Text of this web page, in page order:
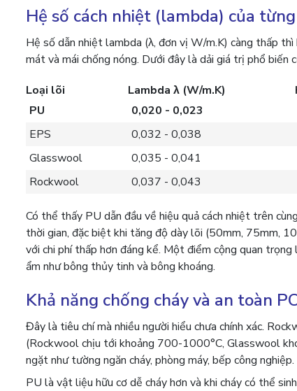
Hệ số cách nhiệt (lambda) của
Hệ số dẫn nhiệt lambda (λ, đơn vị W/m.K) càng thấp
mát và mái chống nóng. Dưới đây là dải giá trị phổ biến
Loại lõi
Lambda λ (W/m.K)
PU
0,020 - 0,023
EPS
0,032 - 0,038
Glasswool
0,035 - 0,041
Rockwool
0,037 - 0,043
Có thể thấy PU dẫn đầu về hiệu quả cách nhiệt trên
thời gian, đặc biệt khi tăng độ dày lõi (50mm, 75mm,
với chi phí thấp hơn đáng kể. Một điểm cộng quan
ẩm như bông thủy tinh và bông khoáng.
Khả năng chống cháy và an toàn
Đây là tiêu chí mà nhiều người hiểu chưa chính xác.
(Rockwool chịu tới khoảng 700-1000°C, Glasswool
ngặt như tường ngăn cháy, phòng máy, bếp công nghiệp.
PU là vật liệu hữu cơ dễ cháy hơn và khi cháy có thể